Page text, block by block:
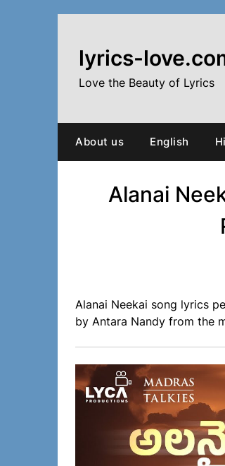
lyrics-
Love the Beauty of Lyrics
About us English
Alanai
Alanai Neekai song lyrics
by Antara Nandy from the